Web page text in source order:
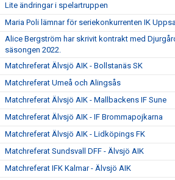
Lite ändringar i spelartruppen
Maria Poli lämnar för seriekonkurrenten IK
Alice Bergström har skrivit kontrakt med
säsongen 2022.
Matchreferat Älvsjö AIK - Bollstanäs SK
Matchreferat Umeå och Alingsås
Matchreferat Älvsjö AIK - Mallbackens IF Sune
Matchreferat Älvsjö AIK - IF Brommapojkarna
Matchreferat Älvsjö AIK - Lidköpings FK
Matchreferat Sundsvall DFF - Älvsjö AIK
Matchreferat IFK Kalmar - Älvsjö AIK